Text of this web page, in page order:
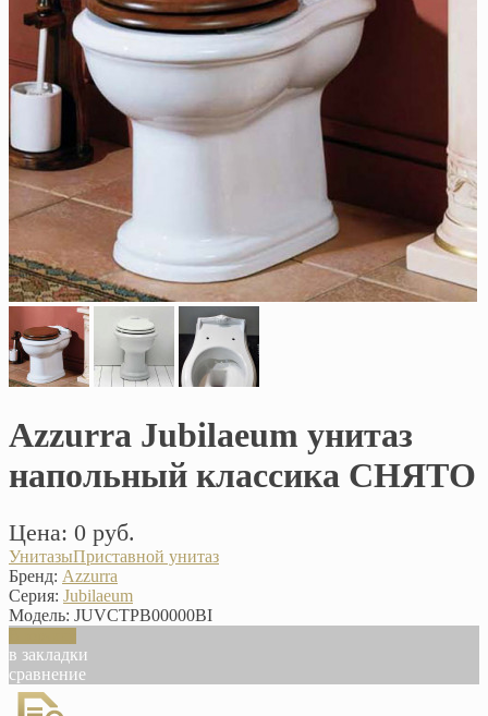
Azzurra Jubilaeum унитаз
напольный классика СНЯТО
Цена: 0 руб.
УнитазыПриставной унитаз
Бренд: Azzurra
Серия: Jubilaeum
Модель: JUVCTPB00000BI
в закладки
сравнение